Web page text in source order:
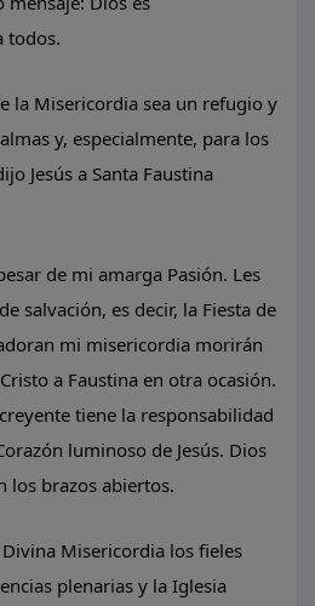
todos.
la Misericordia sea un refugio y
y, especialmente, para los
Jesús a Santa Faustina
de mi amarga Pasión. Les
salvación, es decir, la Fiesta de
mi misericordia morirán
a Faustina en otra ocasión.
tiene la responsabilidad
luminoso de Jesús. Dios
los brazos abiertos.
Misericordia los fieles
plenarias y la Iglesia